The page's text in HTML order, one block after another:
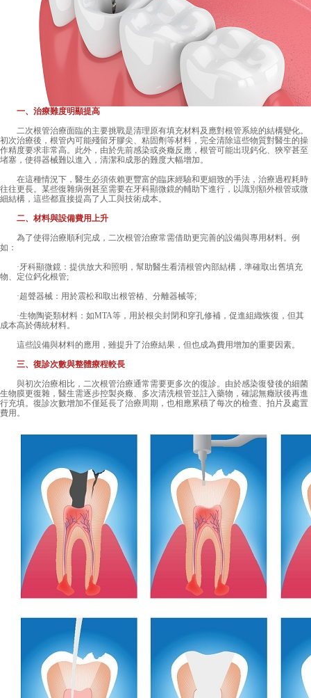
一、治療難度明顯提高
二次根管治療面臨的主要挑戰是清理原有填充材料及應對根管系統的結構變化。
初次治療後，根管內可能殘留牙膠尖、粘固劑等材料，完全清除這些物質對醫生的操
作精度要求非常高。此外，由於先前感染或炎癥反應，根管可能出現鈣化、狹窄甚至
堵塞，使得器械難以進入，清潔和成形的難度大幅增加。
在這種情況下，醫生必須依賴更豐富的臨床經驗和更細致的手法，治療過程耗時
往往更長。某些復雜病例甚至需要在牙科顯微鏡的輔助下進行，以識別額外根管或微
細結構，這些都直接提高了人工與技術成本。
二、材料與設備費用上升
為了使得治療順利完成，二次根管治療常需借助更完善的設備與專用材料。例
如：
·牙科顯微鏡：提供放大和照明，幫助醫生看清根管內部結構，準確取出舊填充
物、定位鈣化根管;
·超聲器械：用於震松和取出根管樁、分離器械等;
·生物陶瓷類材料：如MTA等，用於根尖封閉和穿孔修補，促進組織恢復，但其
成本高於傳統材料。
這些設備與材料的應用，雖提升了治療結果，但也成為費用增加的重要因素。
三、復診次數與整體療程較長
與初次治療相比，二次根管治療通常需要更多次的復診。由於感染復發後的細菌
生物膜更復雜，醫生需逐步控製炎癥、多次清洗根管並註入藥物，確認無癥狀後再進
行充填。復診次數增加不僅延長了治療周期，也相應累積了每次的檢查、拍片及處置
費用。